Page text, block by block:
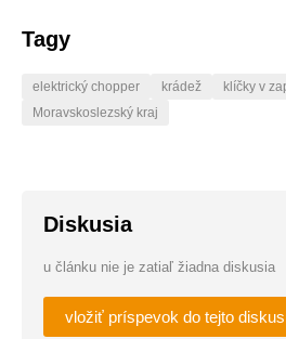
Tagy
elektrický chopper krádež klíčky v
Moravskoslezský kraj
Diskusia
u článku nie je zatiaľ žiadna diskusia
vložiť príspevok do tejto